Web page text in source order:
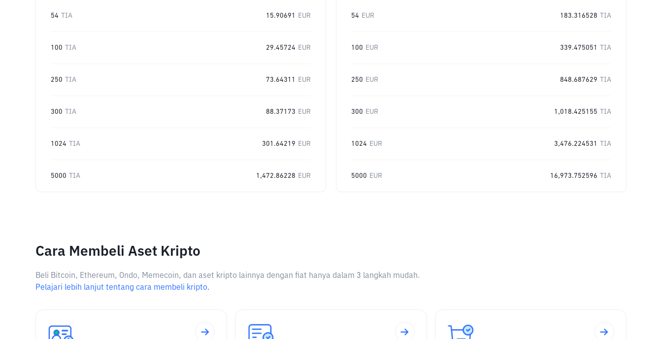
54 TIA 15.90691 EUR
100 TIA 29.45724 EUR
250 TIA 73.64311 EUR
300 TIA 88.37173 EUR
1024 TIA 301.64219 EUR
5000 TIA 1,472.86228 EUR
54 EUR 183.316528 TIA
100 EUR 339.475051 TIA
250 EUR 848.687629 TIA
300 EUR 1,018.425155 TIA
1024 EUR 3,476.224531 TIA
5000 EUR 16,973.752596 TIA
Cara Membeli Aset Kripto
Beli Bitcoin, Ethereum, Ondo, Memecoin, dan aset kripto lainnya dengan fiat hanya dalam 3 langkah mudah.
Pelajari lebih lanjut tentang cara membeli kripto.